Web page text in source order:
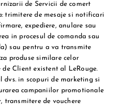
de Servicii de comert
trimitere de mesaje si notificari
expediere, anulare sau
in procesul de comanda sau
sau pentru a va transmite
produse similare celor
Client existent al LeRouge.
dvs. in scopuri de marketing si
campaniilor promotionale
transmitere de vouchere